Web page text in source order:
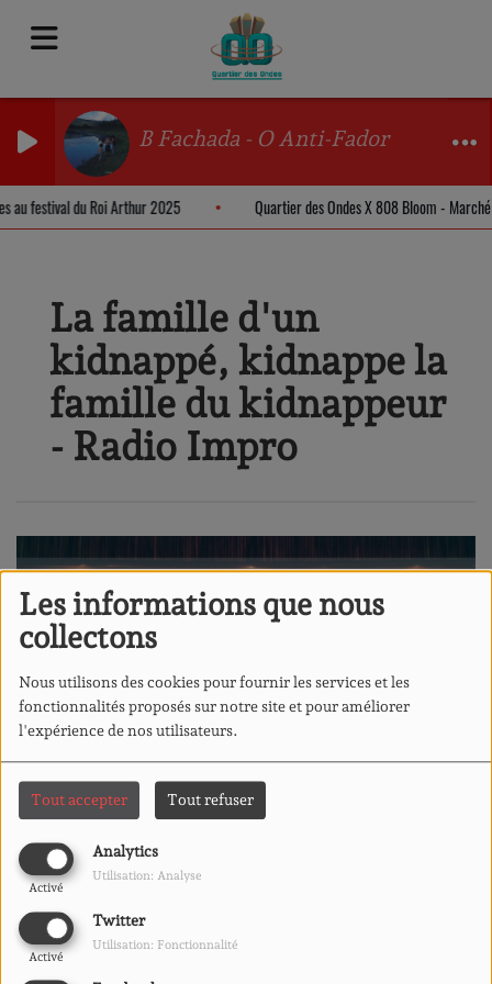
Les informations que nous
collectons
Nous utilisons des cookies pour fournir les services et les
fonctionnalités proposés sur notre site et pour améliorer
l'expérience de nos utilisateurs.
Tout accepter Tout refuser
Analytics
Activé
Utilisation: Analyse
Twitter
Activé
Utilisation: Fonctionnalité
B Fachada - O Anti-Fador
au festival du Roi Arthur 2025 Quartier des Ondes X 808 Bloom -
La famille d'un
kidnappé, kidnappe la
famille du kidnappeur
- Radio Impro
14 FÉVRIER 2026
Au Mexique, la famille